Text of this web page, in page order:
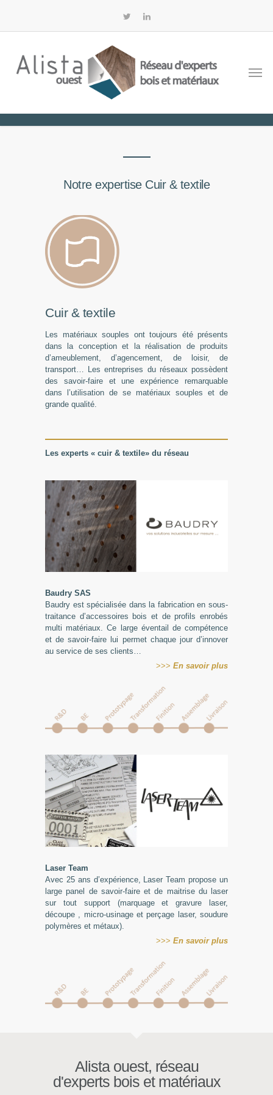
Notre expertise Cuir & textile
Cuir & textile
Les matériaux souples ont toujours été présents
dans la conception et la réalisation de produits
d’ameublement, d’agencement, de loisir, de
transport… Les entreprises du réseaux possèdent
des savoir-faire et une expérience remarquable
dans l’utilisation de se matériaux souples et de
grande qualité.
Les experts « cuir & textile» du réseau
Baudry SAS
Baudry est spécialisée dans la fabrication en sous-
traitance d’accessoires bois et de profils enrobés
multi matériaux. Ce large éventail de compétence
et de savoir-faire lui permet chaque jour d’innover
au service de ses clients…
>>> En savoir plus
Laser Team
Avec 25 ans d’expérience, Laser Team propose un
large panel de savoir-faire et de maitrise du laser
sur tout support (marquage et gravure laser,
découpe , micro-usinage et perçage laser, soudure
polymères et métaux).
>>> En savoir plus
Alista ouest, réseau
d'experts bois et matériaux